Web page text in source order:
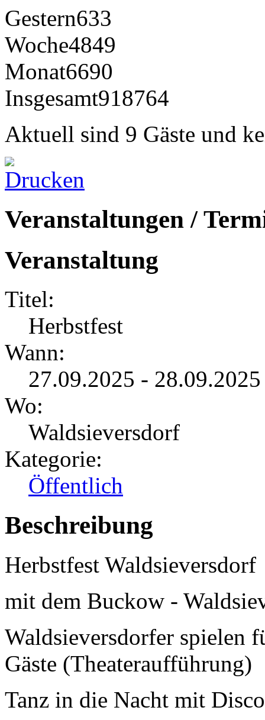
Gestern633
Woche4849
Monat6690
Insgesamt918764
Aktuell sind 9 Gäste und
Veranstaltungen /
Veranstaltung
Titel:
Herbstfest
Wann:
27.09.2025 -
Wo:
Waldsieversdorf
Kategorie:
Öffentlich
Beschreibung
Herbstfest Waldsieversdorf
mit dem Buckow -
Waldsieversdorfer spielen
Gäste (Theateraufführung)
Tanz in die Nacht mit